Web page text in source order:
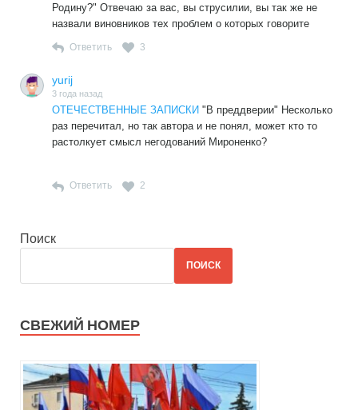
Родину?" Отвечаю за вас, вы струсилии, вы так же не
назвали виновников тех проблем о которых говорите
Ответить 3
yurij
3 года назад
ОТЕЧЕСТВЕННЫЕ ЗАПИСКИ "В преддверии" Несколько
раз перечитал, но так автора и не понял, может кто то
растолкует смысл негодований Мироненко?
Ответить 2
Поиск
ПОИСК
СВЕЖИЙ НОМЕР